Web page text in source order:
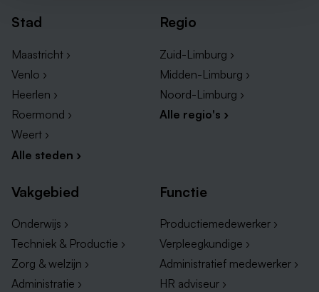
Stad
Maastricht ›
Venlo ›
Heerlen ›
Roermond ›
Weert ›
Alle steden ›
Regio
Zuid-Limburg ›
Midden-Limburg ›
Noord-Limburg ›
Alle regio's ›
Vakgebied
Onderwijs ›
Techniek & Productie ›
Zorg & welzijn ›
Administratie ›
Functie
Productiemedewerker ›
Verpleegkundige ›
Administratief medewerker ›
HR adviseur ›